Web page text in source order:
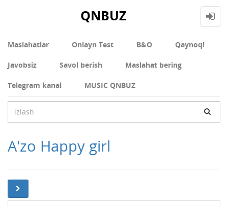
QNBUZ
Maslahatlar Onlayn Test В&О Qaynoq!
Javobsiz Savol berish Maslahat bering
Telegram kanal MUSIC QNBUZ
A'zo Happy girl